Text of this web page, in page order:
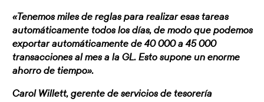
«Tenemos miles de reglas para realizar esas tareas
automáticamente todos los días, de modo que podemos
exportar automáticamente de 40 000 a 45 000
transacciones al mes a la GL. Esto supone un enorme
ahorro de tiempo».
Carol Willett, gerente de servicios de tesorería